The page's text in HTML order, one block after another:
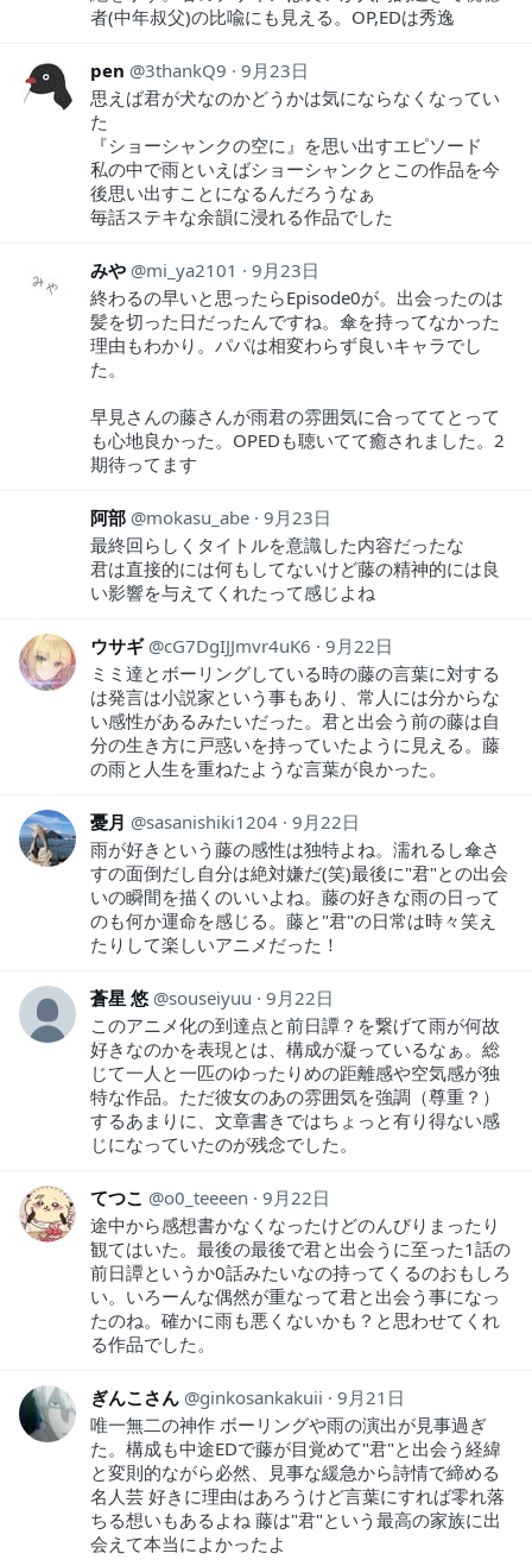
者(中年叔父)の比喩にも見える。OP,EDは秀逸
pen 3thankQ9
9月23日
思えば君が犬なのかどうかは気にならなくなってい
た
『ショーシャンクの空に』を思い出すエピソード
私の中で雨といえばショーシャンクとこの作品を今
後思い出すことになるんだろうなぁ
毎話ステキな余韻に浸れる作品でした
みや mi_ya2101
9月23日
終わるの早いと思ったらEpisode0が。出会ったのは
髪を切った日だったんですね。傘を持ってなかった
理由もわかり。パパは相変わらず良いキャラでし
た。
早見さんの藤さんが雨君の雰囲気に合っててとって
も心地良かった。OPEDも聴いてて癒されました。2
期待ってます
阿部 mokasu_abe 9月23日
最終回らしくタイトルを意識した内容だったな
君は直接的には何もしてないけど藤の精神的には良
い影響を与えてくれたって感じよね
ウサギ cG7DgIJJmvr4uK6
9月22日
ミミ達とボーリングしている時の藤の言葉に対する
は発言は小説家という事もあり、常人には分からな
い感性があるみたいだった。君と出会う前の藤は自
分の生き方に戸惑いを持っていたように見える。藤
の雨と人生を重ねたような言葉が良かった。
憂月 sasanishiki1204 9月22日
雨が好きという藤の感性は独特よね。濡れるし傘さ
すの面倒だし自分は絶対嫌だ(笑)最後に"君"との出会
いの瞬間を描くのいいよね。藤の好きな雨の日って
のも何か運命を感じる。藤と"君"の日常は時々笑え
たりして楽しいアニメだった！
蒼星 悠 souseiyuu
9月22日
このアニメ化の到達点と前日譚？を繋げて雨が何故
好きなのかを表現とは、構成が凝っているなぁ。総
じて一人と一匹のゆったりめの距離感や空気感が独
特な作品。ただ彼女のあの雰囲気を強調（尊重？）
するあまりに、文章書きではちょっと有り得ない感
じになっていたのが残念でした。
てつこ o0_teeeen
9月22日
途中から感想書かなくなったけどのんびりまったり
観てはいた。最後の最後で君と出会うに至った1話の
前日譚というか0話みたいなの持ってくるのおもしろ
い。いろーんな偶然が重なって君と出会う事になっ
たのね。確かに雨も悪くないかも？と思わせてくれ
る作品でした。
ぎんこさん ginkosankakuii
9月21日
唯一無二の神作 ボーリングや雨の演出が見事過ぎ
た。構成も中途EDで藤が目覚めて"君"と出会う経緯
と変則的ながら必然、見事な緩急から詩情で締める
名人芸 好きに理由はあろうけど言葉にすれば零れ落
ちる想いもあるよね 藤は"君"という最高の家族に出
会えて本当によかったよ